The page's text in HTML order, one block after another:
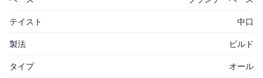
テイスト 中口
製法 ビルド
タイプ オール